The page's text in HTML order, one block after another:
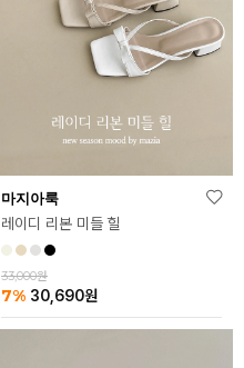
마지아룩
레이디 리본 미들 힐
33,000원
7% 30,690원